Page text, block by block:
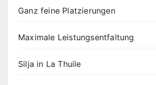
Ganz feine Platzierungen
Maximale Leistungsentfaltung
Silja in La Thuile